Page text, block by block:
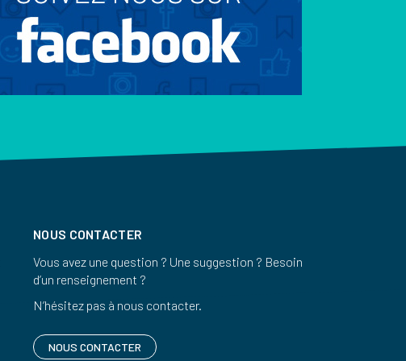
NOUS CONTACTER
Vous avez une question ? Une suggestion ? Besoin
d’un renseignement ?
N’hésitez pas à nous contacter.
NOUS CONTACTER